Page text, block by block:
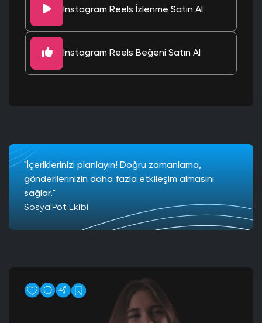
Instagram Reels İzlenme Satın Al
Instagram Reels Beğeni Satın Al
"İçeriklerinizi planlayın! Doğru zamanlama,
gönderilerinizin daha fazla etkileşim almasını
sağlar."
SosyalPot Ekibi